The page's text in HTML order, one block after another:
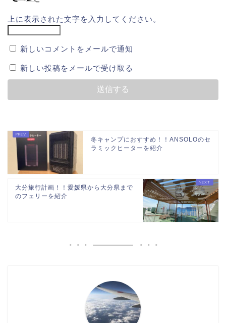
上に表示された文字を入力してください。
新しいコメントをメールで通知
新しい投稿をメールで受け取る
冬キャンプにおすすめ！！ANSOLOのセ
ラミックヒーターを紹介
大分旅行計画！！愛媛県から大分県まで
のフェリーを紹介